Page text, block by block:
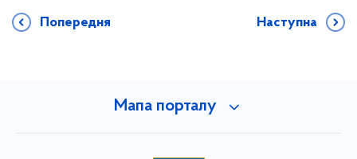
Попередня Наступна
Мапа порталу